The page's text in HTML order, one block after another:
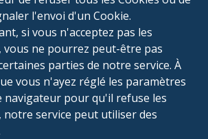
l'envoi d'un Cookie.
si vous n'acceptez pas les
vous ne pourrez peut-être pas
parties de notre service. À
vous n'ayez réglé les paramètres
navigateur pour qu'il refuse les
notre service peut utiliser des